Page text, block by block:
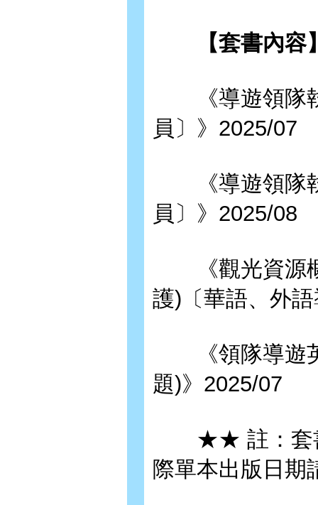
【套書內容
《導遊領隊執
員〕》2025/07
《導遊領隊執
員〕》2025/08
《觀光資源概
護)〔華語、外
《領隊導遊英
題)》2025/07
★★ 註：套書
際單本出版日